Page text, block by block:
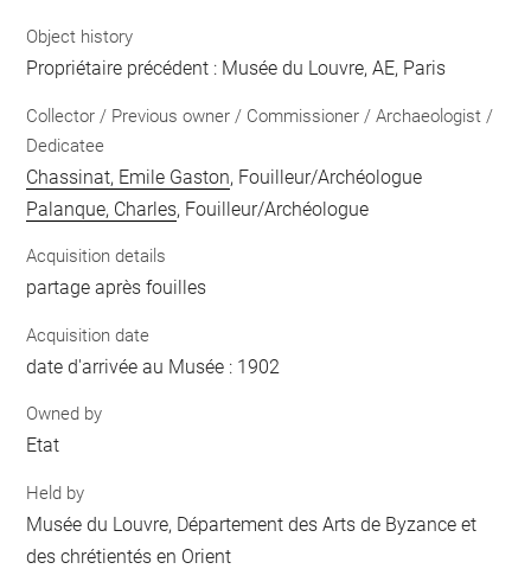
Object history
Propriétaire précédent : Musée du Louvre, AE, Paris
Collector / Previous owner / Commissioner / Archaeologist /
Dedicatee
Chassinat, Emile Gaston, Fouilleur/Archéologue
Palanque, Charles, Fouilleur/Archéologue
Acquisition details
partage après fouilles
Acquisition date
date d'arrivée au Musée : 1902
Owned by
Etat
Held by
Musée du Louvre, Département des Arts de Byzance et
des chrétientés en Orient